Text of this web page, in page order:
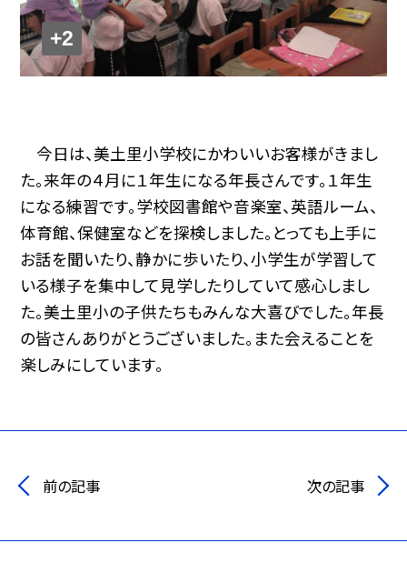
+2
今日は、美土里小学校にかわいいお客様がきまし
た。来年の４月に１年生になる年長さんです。１年生
になる練習です。学校図書館や音楽室、英語ルーム、
体育館、保健室などを探検しました。とっても上手に
お話を聞いたり、静かに歩いたり、小学生が学習して
いる様子を集中して見学したりしていて感心しまし
た。美土里小の子供たちもみんな大喜びでした。年長
の皆さんありがとうございました。また会えることを
楽しみにしています。
前の記事 次の記事